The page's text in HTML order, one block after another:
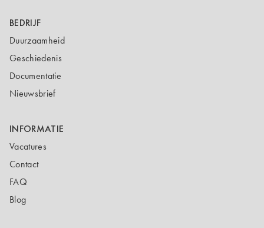
BEDRIJF
Duurzaamheid
Geschiedenis
Documentatie
Nieuwsbrief
INFORMATIE
Vacatures
Contact
FAQ
Blog